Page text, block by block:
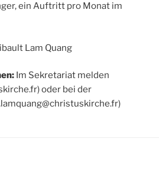
ein Auftritt pro Monat im
Lam Quang
Im Sekretariat melden
oder bei der